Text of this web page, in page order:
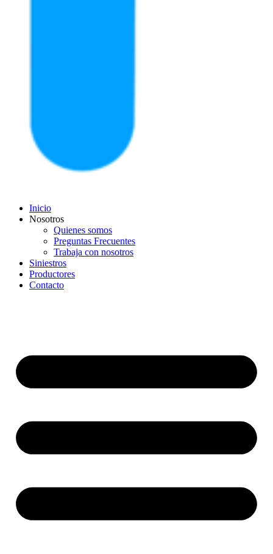
Inicio
Nosotros
Quienes somos
Preguntas Frecuentes
Trabaja con nosotros
Siniestros
Productores
Contacto